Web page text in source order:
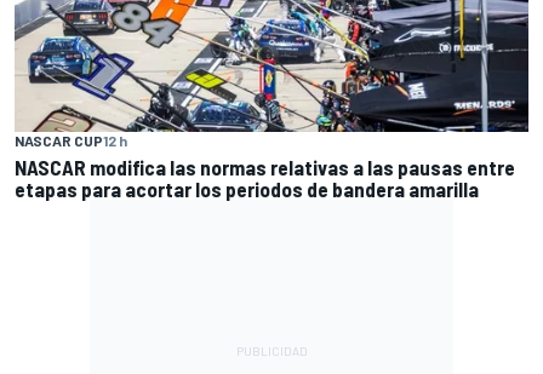
NASCAR CUP12 h
NASCAR modifica las normas relativas a las pausas entre
etapas para acortar los periodos de bandera amarilla